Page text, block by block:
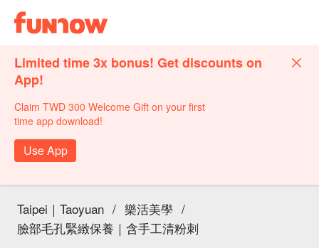
Limited time 3x bonus! Get discounts on
App!
Claim TWD 300 Welcome Gift on your first
time app download!
Use App
Taipei｜Taoyuan / 樂活美學 /
臉部毛孔緊緻保養｜含手工清粉刺